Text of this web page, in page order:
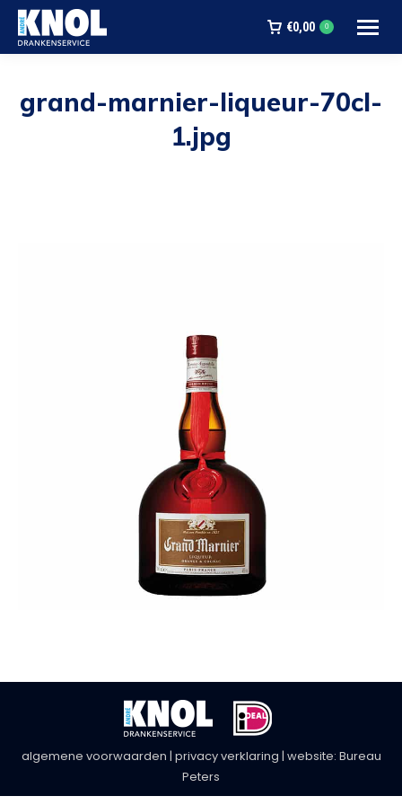
€0,00 0
grand-marnier-liqueur-70cl-
1.jpg
algemene voorwaarden | privacy verklaring | website: Bureau
Peters